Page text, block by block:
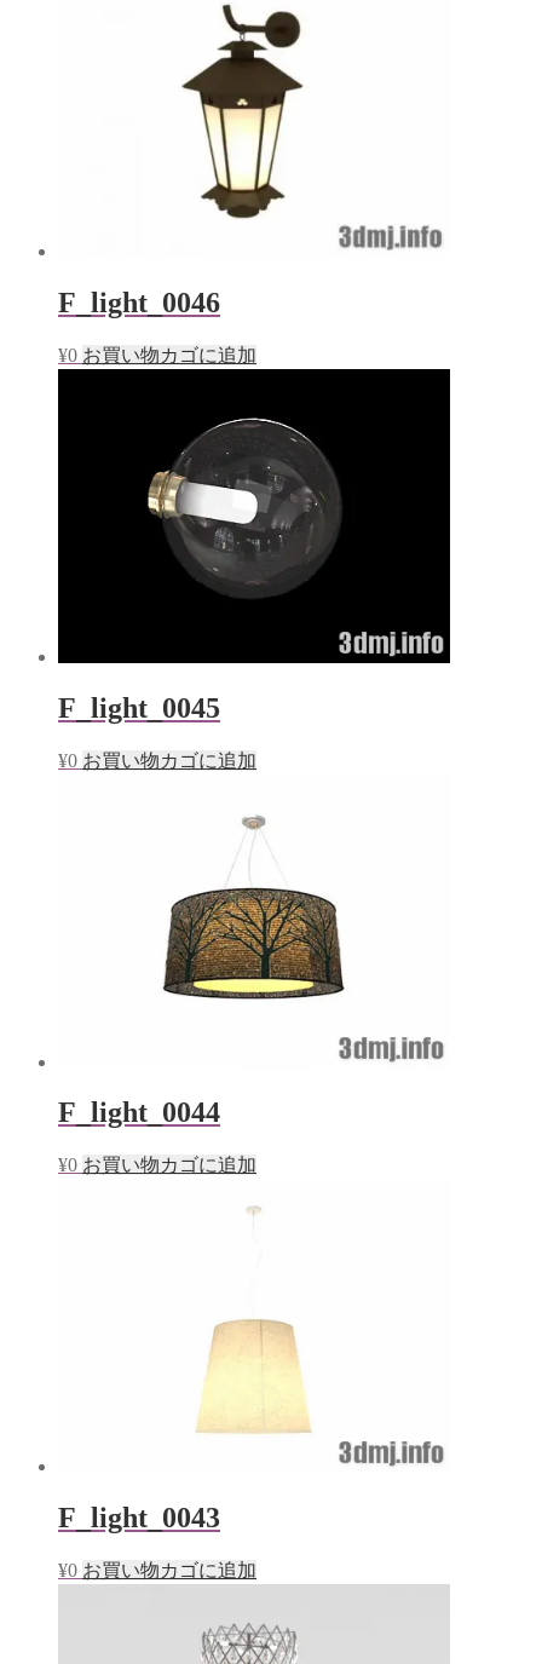
F_light_0046
¥0 お買い物カゴに追加
F_light_0045
¥0 お買い物カゴに追加
F_light_0044
¥0 お買い物カゴに追加
F_light_0043
¥0 お買い物カゴに追加